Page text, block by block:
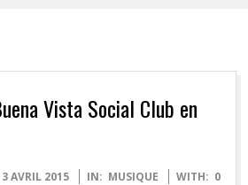
Vista Social Club en
3 AVRIL 2015 IN: MUSIQUE WITH: 0